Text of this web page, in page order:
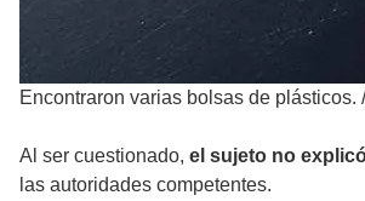
Encontraron varias bolsas de plásticos.
Al ser cuestionado, el sujeto no
las autoridades competentes.